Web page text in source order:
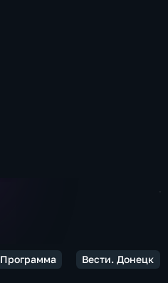
Программа Вести. Донецк